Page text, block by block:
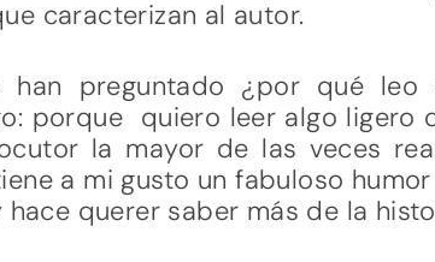
caracterizan al autor.
han preguntado ¿por qué leo
porque quiero leer algo ligero
la mayor de las veces
a mi gusto un fabuloso
querer saber más de la